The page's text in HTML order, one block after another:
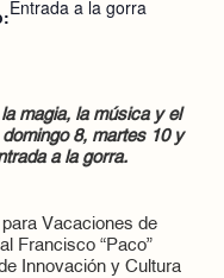
Entrada a la gorra
magia, la música y el
8, martes 10 y
a la gorra.
Vacaciones de
Francisco “Paco”
Innovación y Cultura